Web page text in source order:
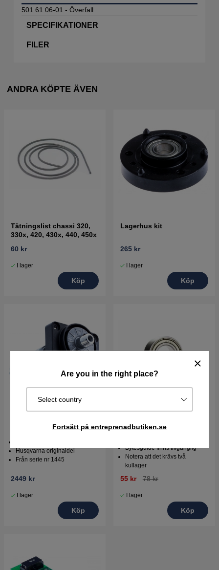
Are you in the right place?
Select country
Fortsätt på entreprenadbutiken.se
501 61 06-01 - Överfall
SPECIFIKATIONER
FILER
ANDRA KÖPTE ÄVEN
Tätningslist chassi 320,
330x, 420, 430x, 440, 450x
60 kr
I lager
Köp
Lagerhus kit
265 kr
I lager
Köp
430X, 440, 450X
Husqvarna originaldel
Från serie nr 1445
2449 kr
I lager
Köp
Bytesguide finns tillgänglig
Notera att det krävs två
kullager
55 kr 78 kr
I lager
Köp